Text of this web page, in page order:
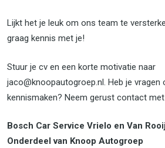
Lijkt het je leuk om ons team te
graag kennis met je!
Stuur je cv en een korte motivatie naar
jaco@knoopautogroep.nl. Heb je vragen
kennismaken? Neem gerust contact met
Bosch Car Service Vrielo en Van
Onderdeel van Knoop Autogroep